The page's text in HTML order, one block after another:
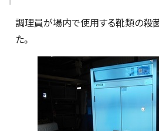
調理員が場内で使用する靴類の殺
た。